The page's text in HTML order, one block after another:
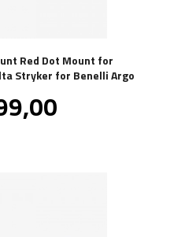
Red Dot Mount for
Stryker for Benelli Argo
mva.